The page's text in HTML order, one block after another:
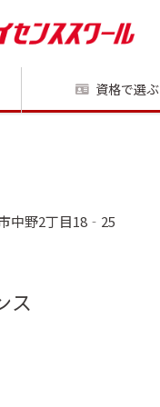
資格で選ぶ
中野2丁目18‐25
ス